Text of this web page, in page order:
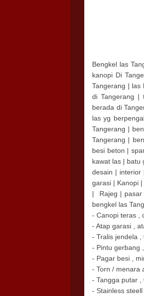
Bengkel las
kanopi Di
Tangerang | las
di Tangerang |
berada di
las yg
Tangerang |
Tangerang |
besi beton |
kawat las | batu
desain |
garasi | Kanopi
| Rajeg |
bengkel las
- Canopi teras ,
- Atap garasi ,
- Tralis jendela ,
- Pintu gerbang
- Pagar besi ,
- Torn / menara
- Tangga putar ,
- Stainless steell .